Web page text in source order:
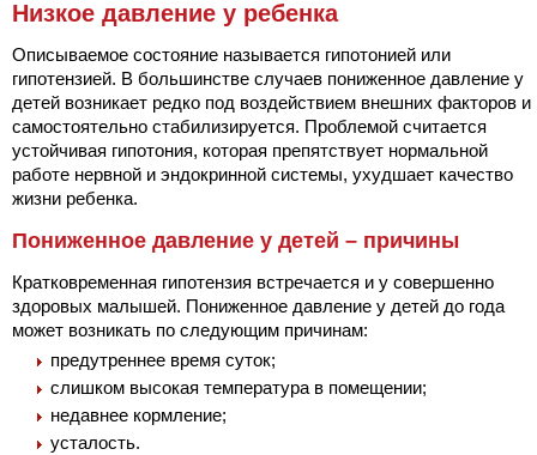
Низкое давление у ребенка
Описываемое состояние называется гипотонией или
гипотензией. В большинстве случаев пониженное давление у
детей возникает редко под воздействием внешних факторов и
самостоятельно стабилизируется. Проблемой считается
устойчивая гипотония, которая препятствует нормальной
работе нервной и эндокринной системы, ухудшает качество
жизни ребенка.
Пониженное давление у детей – причины
Кратковременная гипотензия встречается и у совершенно
здоровых малышей. Пониженное давление у детей до года
может возникать по следующим причинам:
предутреннее время суток;
слишком высокая температура в помещении;
недавнее кормление;
усталость.